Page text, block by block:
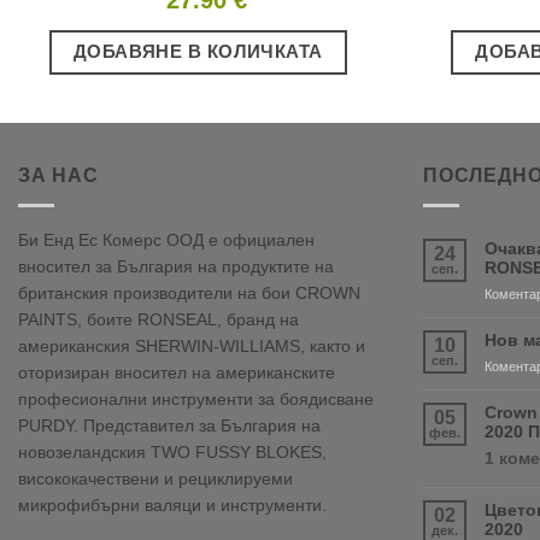
ДОБАВЯНЕ В КОЛИЧКАТА
ЗА НАС
Би Енд Ес Комерс ООД е официален
вносител за България на продуктите на
британския производители на бои CROWN
PAINTS, боите RONSEAL, бранд на
американския SHERWIN-WILLIAMS, както и
оторизиран вносител на американските
професионални инструменти за боядисване
PURDY. Представител за България на
новозеландския TWO FUSSY BLOKES,
висококачествени и рециклируеми
микрофибърни валяци и инструменти.
24
сеп.
10
сеп.
Нов
05
фев.
2020
1
02
дек.
2020